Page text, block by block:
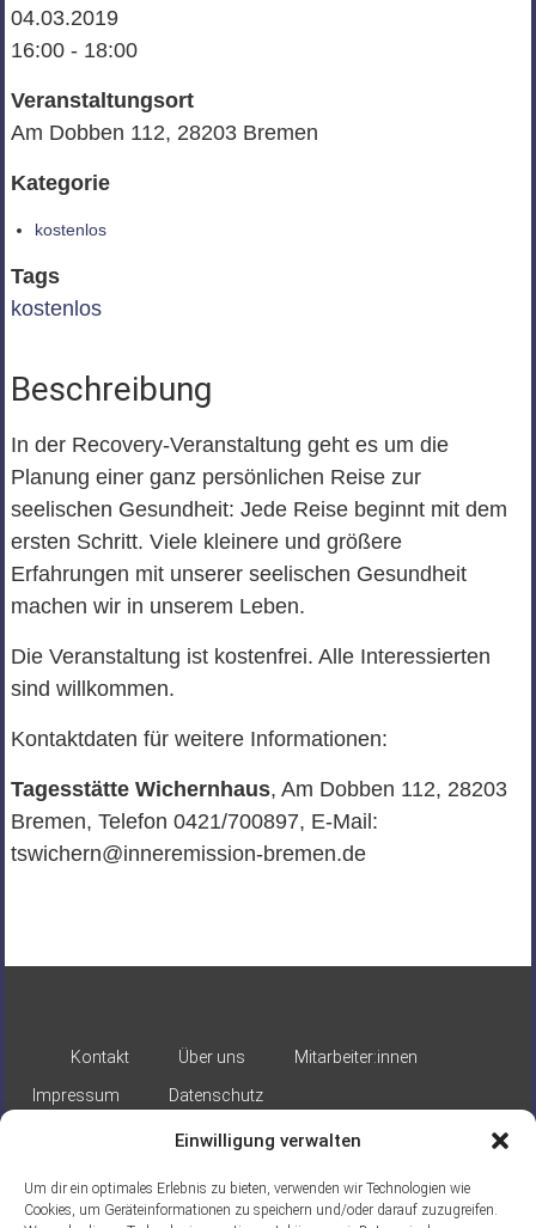
Einwilligung verwalten
Um dir ein optimales Erlebnis zu bieten, verwenden wir Technologien wie
Cookies, um Geräteinformationen zu speichern und/oder darauf zuzugreifen.
04.03.2019
16:00 - 18:00
Veranstaltungsort
Am Dobben 112, 28203 Bremen
Kategorie
kostenlos
Tags
kostenlos
Beschreibung
In der Recovery-Veranstaltung geht es um die
Planung einer ganz persönlichen Reise zur
seelischen Gesundheit: Jede Reise beginnt mit dem
ersten Schritt. Viele kleinere und größere
Erfahrungen mit unserer seelischen Gesundheit
machen wir in unserem Leben.
Die Veranstaltung ist kostenfrei. Alle Interessierten
sind willkommen.
Kontaktdaten für weitere Informationen:
Tagesstätte Wichernhaus, Am Dobben 112, 28203
Bremen, Telefon 0421/700897, E-Mail:
tswichern@inneremission-bremen.de
Kontakt Über uns
Mitarbeiter:innen
Impressum
Datenschutz